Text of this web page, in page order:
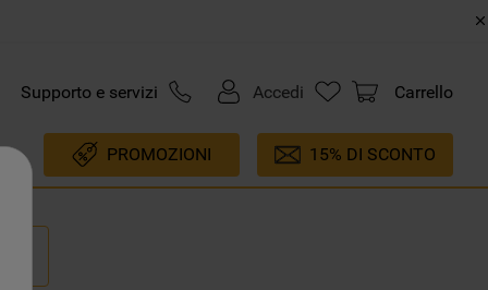
Supporto e servizi Accedi Carrello
PROMOZIONI 15% DI SCONTO